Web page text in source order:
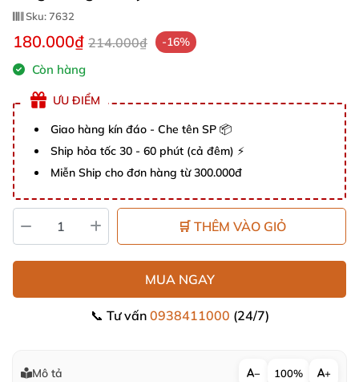
Sku:7632
180.000₫ 214.000₫ -16%
Còn hàng
ƯU ĐIỂM
Giao hàng kín đáo - Che tên SP 📦
Ship hỏa tốc 30 - 60 phút (cả đêm) ⚡
Miễn Ship cho đơn hàng từ 300.000đ
🛒 THÊM VÀO GIỎ
MUA NGAY
📞 Tư vấn 0938411000 (24/7)
Mô tả − 100% +